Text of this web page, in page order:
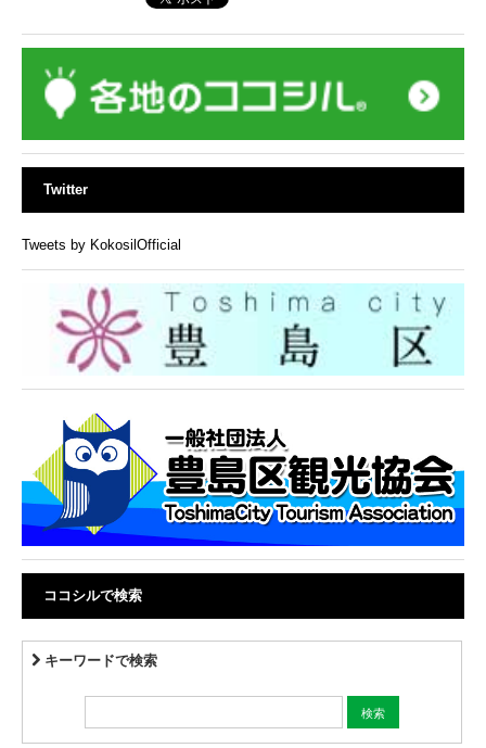
Twitter
Tweets by KokosilOfficial
ココシルで検索
キーワードで検索